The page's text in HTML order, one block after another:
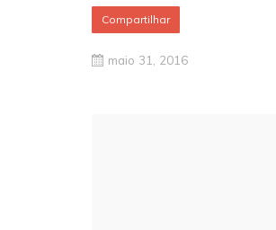
Compartilhar
maio 31, 2016